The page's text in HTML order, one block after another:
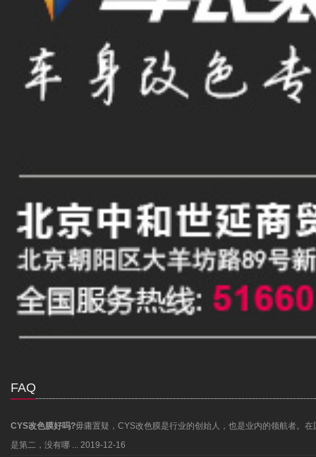
FAQ
CYS改色膜好吗?毋庸置疑，CYS改色膜是行业的创始人，也是业内的领航者。
是第二，没有哪 ... 2019-12-16